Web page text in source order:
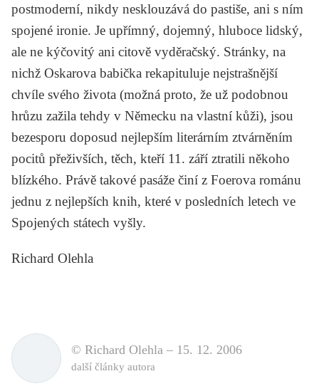
postmoderní, nikdy nesklouzává do pastiše, ani s ním
spojené ironie. Je upřímný, dojemný, hluboce lidský,
ale ne kýčovitý ani citově vyděračský. Stránky, na
nichž Oskarova babička rekapituluje nejstrašnější
chvíle svého života (možná proto, že už podobnou
hrůzu zažila tehdy v Německu na vlastní kůži), jsou
bezesporu doposud nejlepším literárním ztvárněním
pocitů přeživších, těch, kteří 11. září ztratili někoho
blízkého. Právě takové pasáže činí z Foerova románu
jednu z nejlepších knih, které v posledních letech ve
Spojených státech vyšly.
Richard Olehla
© Richard Olehla – 15. 12. 2006
další články autora